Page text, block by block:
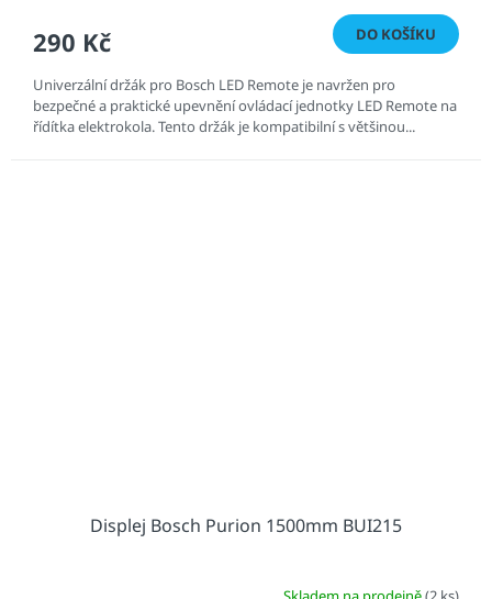
290 Kč DO KOŠÍKU
Univerzální držák pro Bosch LED Remote je navržen pro
bezpečné a praktické upevnění ovládací jednotky LED Remote na
řídítka elektrokola. Tento držák je kompatibilní s většinou...
Displej Bosch Purion 1500mm BUI215